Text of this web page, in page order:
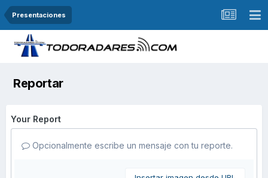
Presentaciones
Reportar
Your Report
Opcionalmente escribe un mensaje con tu reporte.